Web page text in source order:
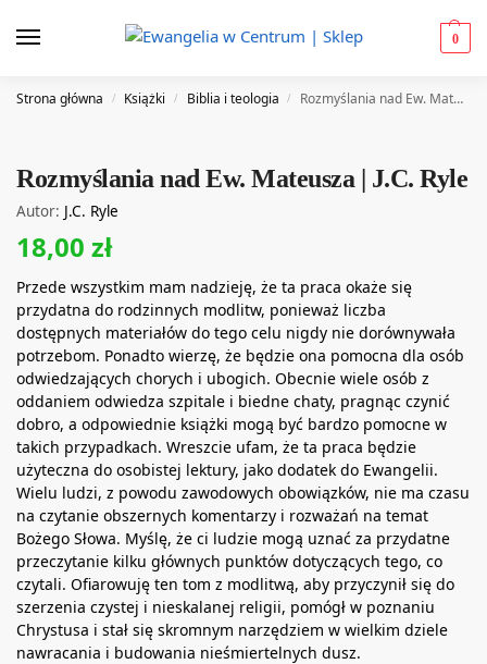
0
Strona główna / Książki / Biblia i teologia / Rozmyślania nad Ew. Mateusza | J.C. Ryle
Rozmyślania nad Ew. Mateusza | J.C. Ryle
Autor: J.C. Ryle
18,00 zł
Przede wszystkim mam nadzieję, że ta praca okaże się
przydatna do rodzinnych modlitw, ponieważ liczba
dostępnych materiałów do tego celu nigdy nie dorównywała
potrzebom. Ponadto wierzę, że będzie ona pomocna dla osób
odwiedzających chorych i ubogich. Obecnie wiele osób z
oddaniem odwiedza szpitale i biedne chaty, pragnąc czynić
dobro, a odpowiednie książki mogą być bardzo pomocne w
takich przypadkach. Wreszcie ufam, że ta praca będzie
użyteczna do osobistej lektury, jako dodatek do Ewangelii.
Wielu ludzi, z powodu zawodowych obowiązków, nie ma czasu
na czytanie obszernych komentarzy i rozważań na temat
Bożego Słowa. Myślę, że ci ludzie mogą uznać za przydatne
przeczytanie kilku głównych punktów dotyczących tego, co
czytali. Ofiarowuję ten tom z modlitwą, aby przyczynił się do
szerzenia czystej i nieskalanej religii, pomógł w poznaniu
Chrystusa i stał się skromnym narzędziem w wielkim dziele
nawracania i budowania nieśmiertelnych dusz.